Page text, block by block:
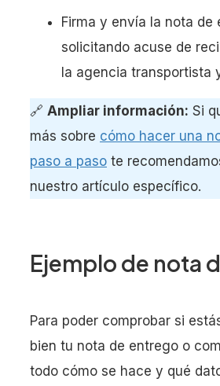
Firma y envía la nota de
solicitando acuse de
la agencia transportista
🔗 Ampliar información: Si
más sobre cómo hacer una
paso a paso te
nuestro artículo específico.
Ejemplo de nota
Para poder comprobar si
bien tu nota de entrego o
todo cómo se hace y qué